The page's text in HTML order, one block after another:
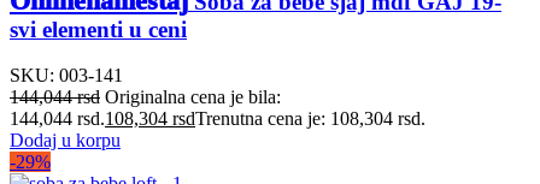
svi elementi u ceni
SKU: 003-141
144,044rsd Originalna cena je bila:
144,044 rsd.108,304 rsdTrenutna cena je: 108,304 rsd.
Dodaj u korpu
-29%